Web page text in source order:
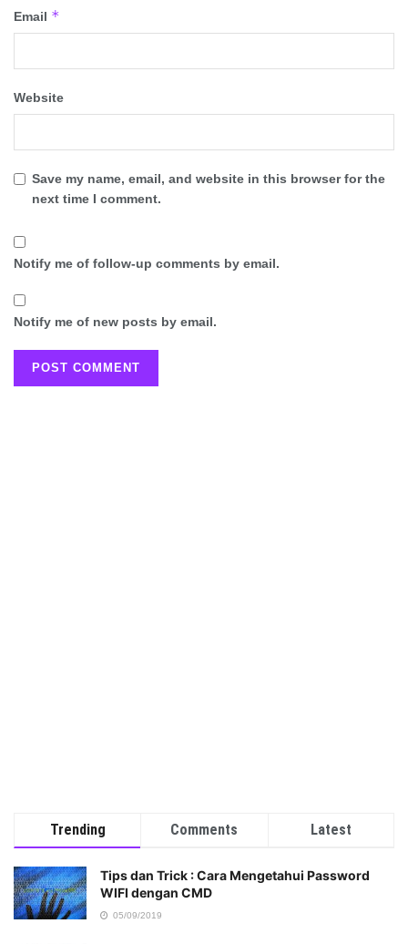
Email *
Website
Save my name, email, and website in this browser for the
next time I comment.
Notify me of follow-up comments by email.
Notify me of new posts by email.
Trending Comments Latest
Tips dan Trick : Cara Mengetahui Password
WIFI dengan CMD
05/09/2019